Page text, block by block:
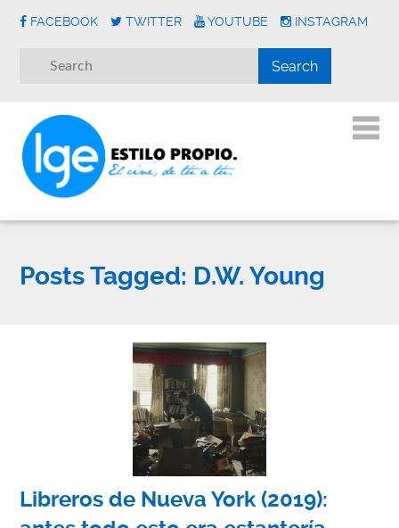
FACEBOOK TWITTER YOUTUBE INSTAGRAM
Posts Tagged: D.W. Young
Libreros de Nueva York (2019):